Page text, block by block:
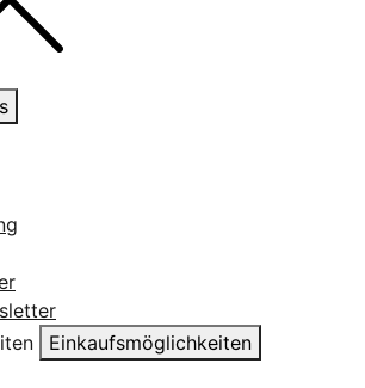
Einkaufsmöglichkeiten